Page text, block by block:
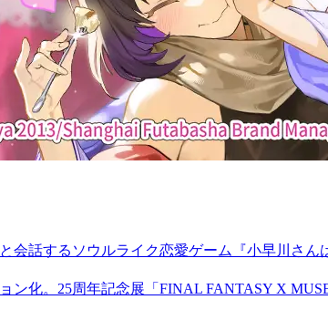
会話するソウルライク恋愛ゲーム『小早川さ
ン化。25周年記念展「FINAL FANTASY X